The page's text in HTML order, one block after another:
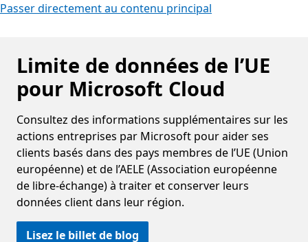
Passer directement au contenu principal
Limite de données de l’UE
pour Microsoft Cloud
Consultez des informations supplémentaires sur les
actions entreprises par Microsoft pour aider ses
clients basés dans des pays membres de l’UE (Union
européenne) et de l’AELE (Association européenne
de libre-échange) à traiter et conserver leurs
données client dans leur région.
Lisez le billet de blog